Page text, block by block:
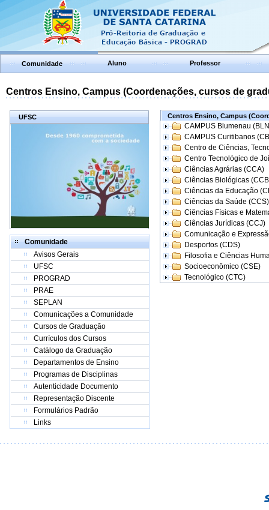
Comunidade Aluno Professor
Centros Ensino, Campus (Coordenações, cursos de
UFSC
Comunidade
Avisos Gerais
UFSC
PROGRAD
PRAE
SEPLAN
Comunicações a Comunidade
Cursos de Graduação
Currículos dos Cursos
Catálogo da Graduação
Departamentos de Ensino
Programas de Disciplinas
Autenticidade Documento
Representação Discente
Formulários Padrão
Links
Centros Ensino, Campus
CAMPUS Blumenau
CAMPUS Curitibanos
Centro de Ciências,
Centro Tecnológico de
Ciências Agrárias (CCA)
Ciências Biológicas
Ciências da Educação
Ciências da Saúde (CCS)
Ciências Físicas e
Ciências Jurídicas (CCJ)
Comunicação e
Desportos (CDS)
Filosofia e Ciências
Socioeconômico (CSE)
Tecnológico (CTC)